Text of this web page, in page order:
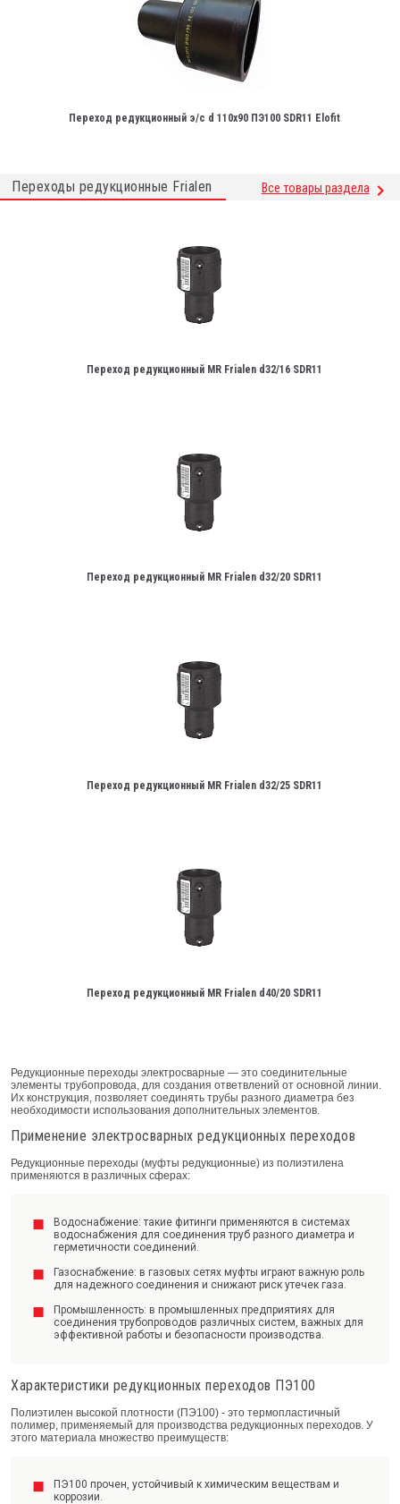
Переход редукционный э/с d 110х90 ПЭ100 SDR11 Elofit
Переходы редукционные Frialen Все товары раздела
Переход редукционный MR Frialen d32/16 SDR11
Переход редукционный MR Frialen d32/20 SDR11
Переход редукционный MR Frialen d32/25 SDR11
Переход редукционный MR Frialen d40/20 SDR11
Редукционные переходы электросварные — это соединительные
элементы трубопровода, для создания ответвлений от основной линии.
Их конструкция, позволяет соединять трубы разного диаметра без
необходимости использования дополнительных элементов.
Применение электросварных редукционных переходов
Редукционные переходы (муфты редукционные) из полиэтилена
применяются в различных сферах:
Водоснабжение: такие фитинги применяются в системах
водоснабжения для соединения труб разного диаметра и
герметичности соединений.
Газоснабжение: в газовых сетях муфты играют важную роль
для надежного соединения и снижают риск утечек газа.
Промышленность: в промышленных предприятиях для
соединения трубопроводов различных систем, важных для
эффективной работы и безопасности производства.
Характеристики редукционных переходов ПЭ100
Полиэтилен высокой плотности (ПЭ100) - это термопластичный
полимер, применяемый для производства редукционных переходов. У
этого материала множество преимуществ:
ПЭ100 прочен, устойчивый к химическим веществам и
коррозии.